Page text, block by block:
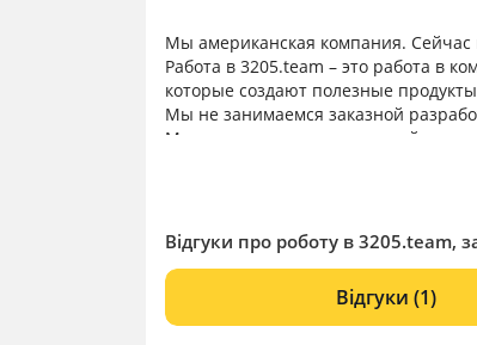
Мы американская компания. Сейчас
Работа в 3205.team – это работа в
которые создают полезные
Мы не занимаемся заказной
Мы ищем проактивных людей,
Відгуки про роботу в 3205.team,
Відгуки(1)